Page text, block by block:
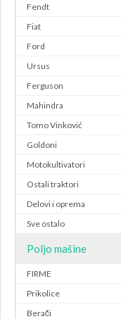
Fendt
Fiat
Ford
Ursus
Ferguson
Mahindra
Tomo Vinković
Goldoni
Motokultivatori
Ostali traktori
Delovi i oprema
Sve ostalo
Poljo mašine
FIRME
Prikolice
Berači